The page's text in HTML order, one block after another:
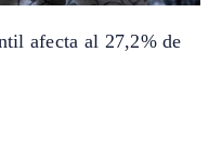
afecta al 27,2% de